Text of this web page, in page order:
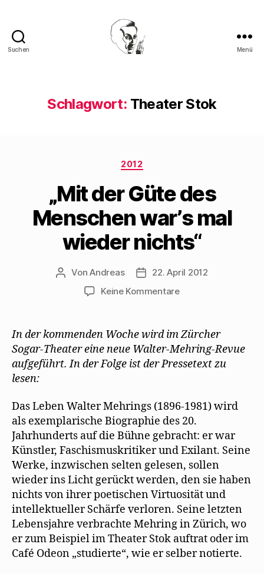
Suchen Menü
Schlagwort: Theater Stok
Kategorien
2012
„Mit der Güte des
Menschen warʼs mal
wieder nichts“
Beitragsautor
VonAndreas Beitragsdatum
22. April 2012
Keine Kommentarezu
Güte
des
Menschen
warʼs
nichts“
In der kommenden Woche wird im Zürcher
Sogar-Theater eine neue Walter-Mehring-Revue
aufgeführt. In der Folge ist der Pressetext zu
lesen:
Das Leben Walter Mehrings (1896-1981) wird
als exemplarische Biographie des 20.
Jahrhunderts auf die Bühne gebracht: er war
Künstler, Faschismuskritiker und Exilant. Seine
Werke, inzwischen selten gelesen, sollen
wieder ins Licht gerückt werden, den sie haben
nichts von ihrer poetischen Virtuosität und
intellektueller Schärfe verloren. Seine letzten
Lebensjahre verbrachte Mehring in Zürich, wo
er zum Beispiel im Theater Stok auftrat oder im
Café Odeon „studierte“, wie er selber notierte.